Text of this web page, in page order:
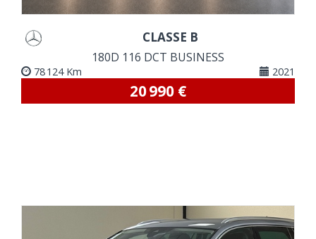
CLASSE B
180D 116 DCT BUSINESS
78 124 Km 2021
20 990 €